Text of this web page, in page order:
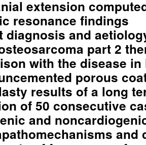
extension
resonance findings
diagnosis and
part 2
with the disease in
porous
results of a long
of 50 consecutive
and
and